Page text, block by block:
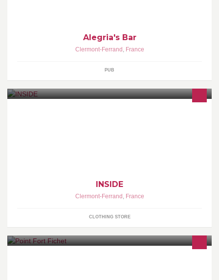
Alegria's Bar
Clermont-Ferrand , France
PUB
INSIDE
Clermont-Ferrand , France
CLOTHING STORE